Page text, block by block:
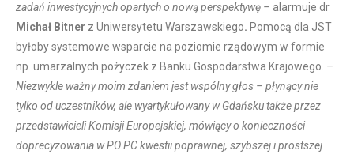
zadań inwestycyjnych opartych o nową perspektywę – alarmuje dr
Michał Bitner z Uniwersytetu Warszawskiego. Pomocą dla JST
byłoby systemowe wsparcie na poziomie rządowym w formie
np. umarzalnych pożyczek z Banku Gospodarstwa Krajowego. –
Niezwykle ważny moim zdaniem jest wspólny głos – płynący nie
tylko od uczestników, ale wyartykułowany w Gdańsku także przez
przedstawicieli Komisji Europejskiej, mówiący o konieczności
doprecyzowania w PO PC kwestii poprawnej, szybszej i prostszej